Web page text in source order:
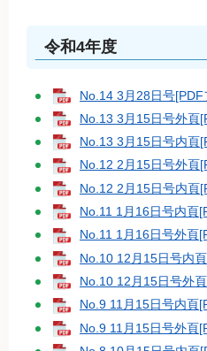
令和4年度
No.14 3月28日号
No.13 3月15日号外頁
No.13 3月15日号内頁
No.12 2月15日号外頁
No.12 2月15日号内頁
No.11 1月16日号内頁
No.11 1月16日号外頁
No.10 12月15日号内
No.10 12月15日号外
No.9 11月15日号内頁
No.9 11月15日号外頁